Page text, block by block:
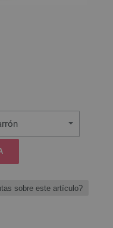
sobre este artículo?